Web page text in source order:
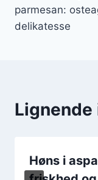
parmesan:
delikatesse
Høns i